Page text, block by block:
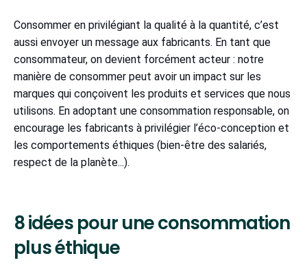
Consommer en privilégiant la qualité à la quantité, c’est
aussi envoyer un message aux fabricants. En tant que
consommateur, on devient forcément acteur : notre
manière de consommer peut avoir un impact sur les
marques qui conçoivent les produits et services que nous
utilisons. En adoptant une consommation responsable, on
encourage les fabricants à privilégier l’éco-conception et
les comportements éthiques (bien-être des salariés,
respect de la planète...).
8 idées pour une consommation
plus éthique